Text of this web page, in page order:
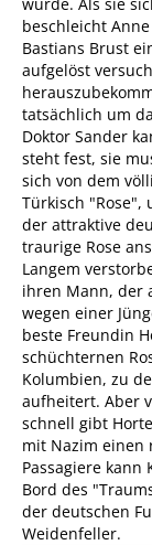
beschleicht
Bastians Brust
aufgelöst
tatsächlich um
Doktor Sander
steht fest, sie
sich von dem
Türkisch "Rose",
der attraktive
traurige Rose
Langem
ihren Mann, der
wegen einer
beste Freundin
schüchternen
Kolumbien, zu
aufheitert. Aber
schnell gibt
mit Nazim einen
Passagiere
Bord des
der deutschen
Weidenfeller.